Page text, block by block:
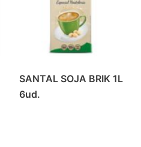
SANTAL SOJA BRIK 1L
6ud.